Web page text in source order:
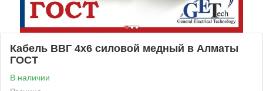
Кабель ВВГ 4х6 силовой медный в Алматы
ГОСТ
В наличии